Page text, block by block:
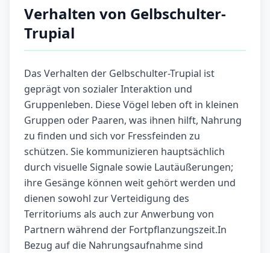
Verhalten von Gelbschulter-
Trupial
Das Verhalten der Gelbschulter-Trupial ist
geprägt von sozialer Interaktion und
Gruppenleben. Diese Vögel leben oft in kleinen
Gruppen oder Paaren, was ihnen hilft, Nahrung
zu finden und sich vor Fressfeinden zu
schützen. Sie kommunizieren hauptsächlich
durch visuelle Signale sowie Lautäußerungen;
ihre Gesänge können weit gehört werden und
dienen sowohl zur Verteidigung des
Territoriums als auch zur Anwerbung von
Partnern während der Fortpflanzungszeit.In
Bezug auf die Nahrungsaufnahme sind